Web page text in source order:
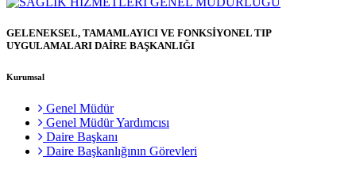
GELENEKSEL, TAMAMLAYICI VE FONKSİYONEL TIP
UYGULAMALARI DAİRE BAŞKANLIĞI
Kurumsal
Genel Müdür
Genel Müdür Yardımcısı
Daire Başkanı
Daire Başkanlığının Görevleri